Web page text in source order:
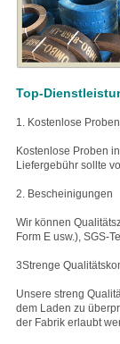
Top-
1. Kostenlose Proben
Kostenlose Proben
Liefergebühr sollte
2. Bescheinigungen
Wir können
Form E usw.), SGS-
3Strenge
Unsere streng
dem Laden zu
der Fabrik erlaubt